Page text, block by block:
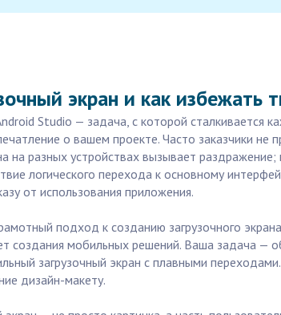
экран и как избежать
Studio — задача, с которой
о вашем проекте. Часто заказчики
на разных устройствах вызывает
логического перехода к основному
от использования приложения.
подход к созданию загрузочного
создания мобильных решений. Ваша задача —
загрузочный экран с плавными
дизайн-макету.